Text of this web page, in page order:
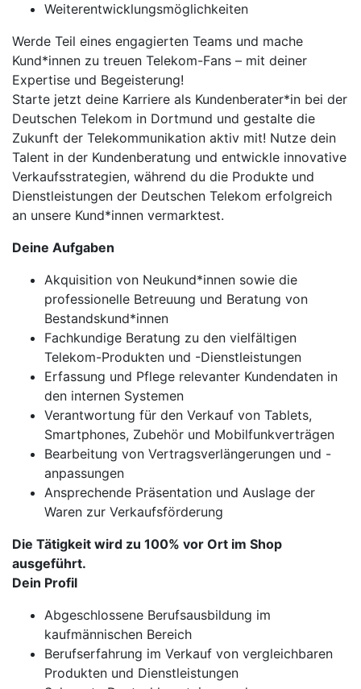
Weiterentwicklungsmöglichkeiten
Werde Teil eines engagierten Teams und mache
Kund*innen zu treuen Telekom-Fans – mit deiner
Expertise und Begeisterung!
Starte jetzt deine Karriere als Kundenberater*in bei der
Deutschen Telekom in Dortmund und gestalte die
Zukunft der Telekommunikation aktiv mit! Nutze dein
Talent in der Kundenberatung und entwickle innovative
Verkaufsstrategien, während du die Produkte und
Dienstleistungen der Deutschen Telekom erfolgreich
an unsere Kund*innen vermarktest.
Deine Aufgaben
Akquisition von Neukund*innen sowie die
professionelle Betreuung und Beratung von
Bestandskund*innen
Fachkundige Beratung zu den vielfältigen
Telekom-Produkten und -Dienstleistungen
Erfassung und Pflege relevanter Kundendaten in
den internen Systemen
Verantwortung für den Verkauf von Tablets,
Smartphones, Zubehör und Mobilfunkverträgen
Bearbeitung von Vertragsverlängerungen und -
anpassungen
Ansprechende Präsentation und Auslage der
Waren zur Verkaufsförderung
Die Tätigkeit wird zu 100% vor Ort im Shop
ausgeführt.
Dein Profil
Abgeschlossene Berufsausbildung im
kaufmännischen Bereich
Berufserfahrung im Verkauf von vergleichbaren
Produkten und Dienstleistungen